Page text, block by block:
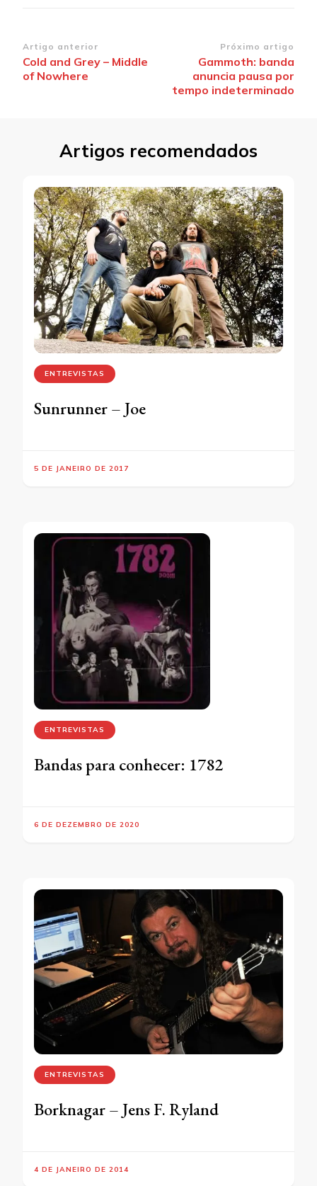
Navegação
de
Artigo anterior
Cold and Grey – Middle
of Nowhere
Próximo artigo
Gammoth: banda
anuncia pausa por
tempo indeterminado
Artigos recomendados
ENTREVISTAS
Sunrunner – Joe
5 DE JANEIRO DE 2017
ENTREVISTAS
Bandas para conhecer: 1782
6 DE DEZEMBRO DE 2020
ENTREVISTAS
Borknagar – Jens F. Ryland
4 DE JANEIRO DE 2014